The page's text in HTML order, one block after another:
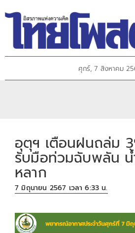
ศุกร์, 7 สิงหาคม
อุตุฯ เตือนฝนถล่ม
รับมือท่วมฉับพลัน น้
หลาก
7 มิถุนายน 2567 เวลา 6:33 น.